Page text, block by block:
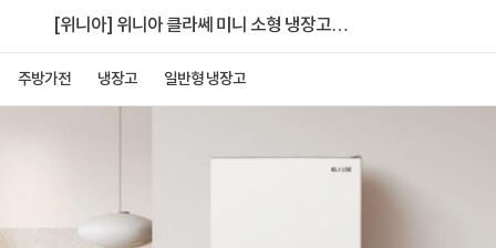
[위니아] 위니아 클라쎄 미니 소형 냉장고
주방가전 냉장고 일반형 냉장고